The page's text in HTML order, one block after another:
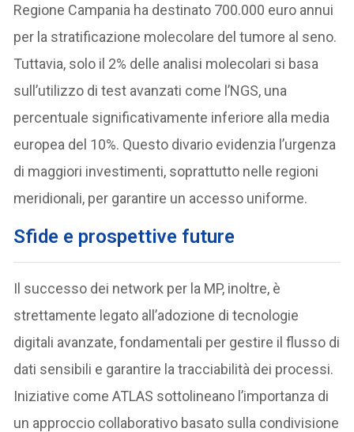
Regione Campania ha destinato 700.000 euro annui
per la stratificazione molecolare del tumore al seno.
Tuttavia, solo il 2% delle analisi molecolari si basa
sull’utilizzo di test avanzati come l’NGS, una
percentuale significativamente inferiore alla media
europea del 10%. Questo divario evidenzia l’urgenza
di maggiori investimenti, soprattutto nelle regioni
meridionali, per garantire un accesso uniforme.
Sfide e prospettive future
Il successo dei network per la MP, inoltre, è
strettamente legato all’adozione di tecnologie
digitali avanzate, fondamentali per gestire il flusso di
dati sensibili e garantire la tracciabilità dei processi.
Iniziative come ATLAS sottolineano l’importanza di
un approccio collaborativo basato sulla condivisione